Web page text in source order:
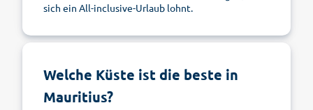
sich ein All-inclusive-Urlaub lohnt.
Welche Küste ist die beste in
Mauritius?